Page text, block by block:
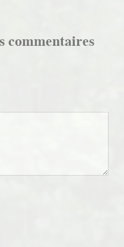
commentaires